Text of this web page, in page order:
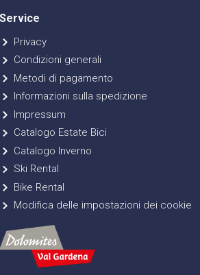
Service
Privacy
Condizioni generali
Metodi di pagamento
Informazioni sulla spedizione
Impressum
Catalogo Estate Bici
Catalogo Inverno
Ski Rental
Bike Rental
Modifica delle impostazioni dei cookie